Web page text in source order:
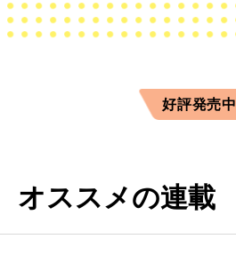
好評発売中
オススメの連載